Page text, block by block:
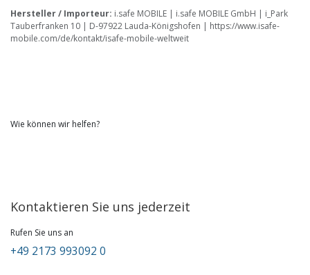
Hersteller / Importeur: i.safe MOBILE | i.safe MOBILE GmbH | i_Park
Tauberfranken 10 | D-97922 Lauda-Königshofen | https://www.isafe-
mobile.com/de/kontakt/isafe-mobile-weltweit
Wie können wir helfen?
Kontaktieren Sie uns jederzeit
Rufen Sie uns an
+49 2173 993092 0